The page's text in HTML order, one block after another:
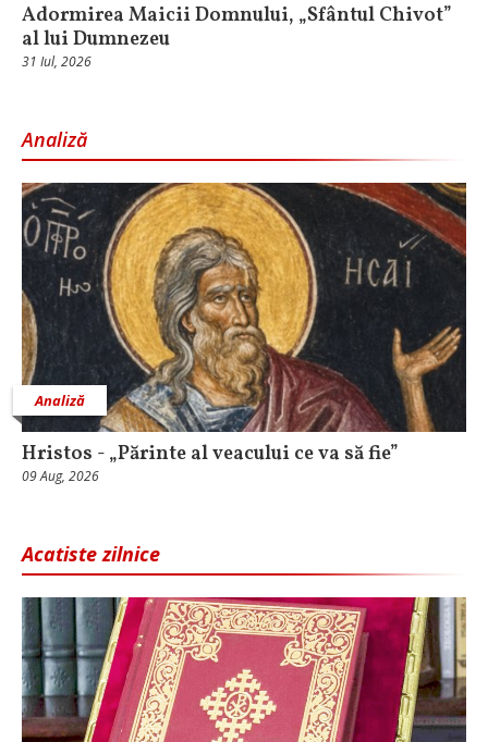
Adormirea Maicii Domnului, „Sfântul Chivot”
al lui Dumnezeu
31 Iul, 2026
Analiză
Analiză
Hristos - „Părinte al veacului ce va să fie”
09 Aug, 2026
Acatiste zilnice